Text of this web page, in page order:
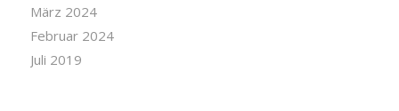
März 2024
Februar 2024
Juli 2019